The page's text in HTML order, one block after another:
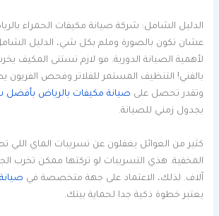
الدليل الشامل: شركة صيانة مكيفات الحمراء
عشان تكون بالصورة وملم بكل شي، الدليل
لأهمية الصيانة الدورية. مو لازم تستنى المكيف
بالفني! التنظيف المستمر للفلاتر وفحص الفريون
وتقدر تحصل على صيانة مكيفات بالرياض بأفضل
بجدول زمني للصيانة.
كثير من العوائل يغفلون عن تسريبات الماي اللي
المخفية. هذي التسريبات لو تركتها ممكن تخرب
آلاف. لذلك، الاعتماد على جهة متخصصة في
يعتبر خطوة ذكية جدا لحماية بيتك.